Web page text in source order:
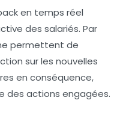
en temps réel
des salariés. Par
permettent de
sur les nouvelles
en conséquence,
des actions engagées.